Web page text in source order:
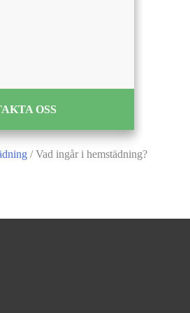
OSS
/Vad ingår i hemstädning?